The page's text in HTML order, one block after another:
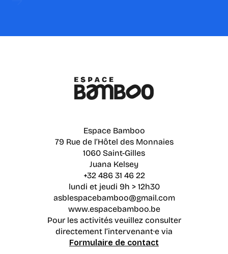
Espace Bamboo
79 Rue de l’Hôtel des Monnaies
1060 Saint-Gilles
Juana Kelsey
+32 486 31 46 22
lundi et jeudi 9h > 12h30
asblespacebamboo@gmail.com
www.espacebamboo.be
Pour les activités veuillez consulter
directement l’intervenant·e via
Formulaire de contact